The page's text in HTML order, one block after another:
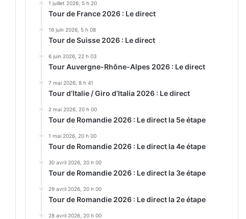
1 juillet 2026, 5 h 20
Tour de France 2026 : Le direct
16 juin 2026, 5 h 08
Tour de Suisse 2026 : Le direct
6 juin 2026, 22 h 03
Tour Auvergne-Rhône-Alpes 2026 : Le direct
7 mai 2026, 8 h 41
Tour d’Italie / Giro d’Italia 2026 : Le direct
2 mai 2026, 20 h 00
Tour de Romandie 2026 : Le direct la 5e étape
1 mai 2026, 20 h 00
Tour de Romandie 2026 : Le direct la 4e étape
30 avril 2026, 20 h 00
Tour de Romandie 2026 : Le direct la 3e étape
29 avril 2026, 20 h 00
Tour de Romandie 2026 : Le direct la 2e étape
28 avril 2026, 20 h 00